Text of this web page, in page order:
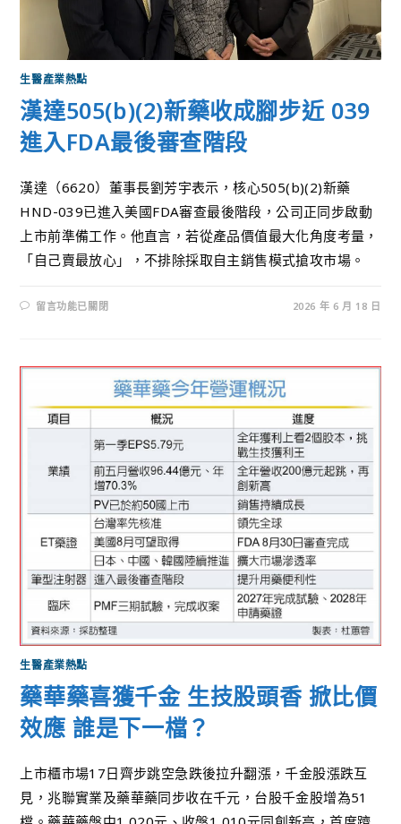
生醫產業熱點
漢達505(b)(2)新藥收成腳步近 039
進入FDA最後審查階段
漢達（6620）董事長劉芳宇表示，核心505(b)(2)新藥
HND-039已進入美國FDA審查最後階段，公司正同步啟動
上市前準備工作。他直言，若從產品價值最大化角度考量，
「自己賣最放心」，不排除採取自主銷售模式搶攻市場。
留言功能已關閉 2026 年 6 月 18 日
生醫產業熱點
藥華藥喜獲千金 生技股頭香 掀比價
效應 誰是下一檔？
上市櫃市場17日齊步跳空急跌後拉升翻漲，千金股漲跌互
見，兆聯實業及藥華藥同步收在千元，台股千金股增為51